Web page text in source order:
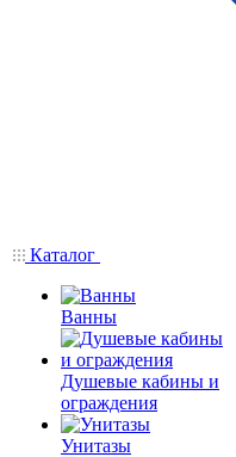
Каталог
Ванны
Душевые кабины и
ограждения
Унитазы